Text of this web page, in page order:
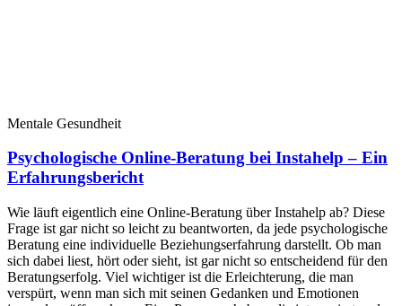
Mentale Gesundheit
Psychologische Online-Beratung bei Instahelp – Ein
Erfahrungsbericht
Wie läuft eigentlich eine Online-Beratung über Instahelp ab? Diese
Frage ist gar nicht so leicht zu beantworten, da jede psychologische
Beratung eine individuelle Beziehungserfahrung darstellt. Ob man
sich dabei liest, hört oder sieht, ist gar nicht so entscheidend für den
Beratungserfolg. Viel wichtiger ist die Erleichterung, die man
verspürt, wenn man sich mit seinen Gedanken und Emotionen